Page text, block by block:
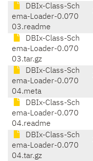
DBIx-Class-Sch
ema-Loader-0.070
03.readme
DBIx-Class-Sch
ema-Loader-0.070
03.tar.gz
DBIx-Class-Sch
ema-Loader-0.070
04.meta
DBIx-Class-Sch
ema-Loader-0.070
04.readme
DBIx-Class-Sch
ema-Loader-0.070
04.tar.gz